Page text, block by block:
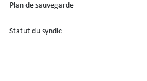
Plan de sauvegarde
Statut du syndic